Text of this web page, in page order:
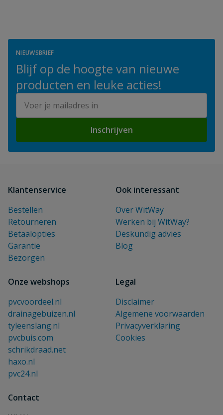
NIEUWSBRIEF
Blijf op de hoogte van nieuwe
producten en leuke acties!
Inschrijven
Klantenservice
Bestellen
Retourneren
Betaalopties
Garantie
Bezorgen
Ook interessant
Over WitWay
Werken bij WitWay?
Deskundig advies
Blog
Onze webshops
pvcvoordeel.nl
drainagebuizen.nl
tyleenslang.nl
pvcbuis.com
schrikdraad.net
haxo.nl
pvc24.nl
Legal
Disclaimer
Algemene voorwaarden
Privacyverklaring
Cookies
Contact